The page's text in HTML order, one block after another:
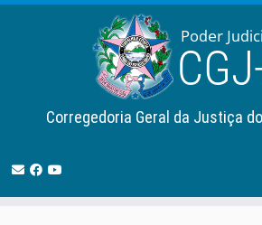
Corregedoria Geral da Justiça